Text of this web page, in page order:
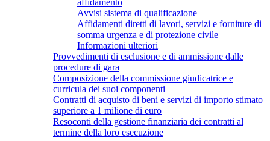
Avvisi sistema di qualificazione
Affidamenti diretti di lavori, servizi e forniture di
somma urgenza e di protezione civile
Informazioni ulteriori
Provvedimenti di esclusione e di ammissione dalle
procedure di gara
Composizione della commissione giudicatrice e
curricula dei suoi componenti
Contratti di acquisto di beni e servizi di importo stimato
superiore a 1 milione di euro
Resoconti della gestione finanziaria dei contratti al
termine della loro esecuzione